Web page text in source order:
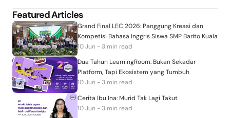
Featured Articles
Grand Final LEC 2026: Panggung Kreasi dan
Kompetisi Bahasa Inggris Siswa SMP Barito Kuala
10 Jun - 3 min read
Dua Tahun LearningRoom: Bukan Sekadar
Platform, Tapi Ekosistem yang Tumbuh
10 Jun - 3 min read
Cerita Ibu Ina: Murid Tak Lagi Takut
10 Jun - 3 min read